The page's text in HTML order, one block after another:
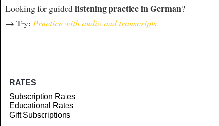
Looking for guidedlistening practice in German?
→ Try: Practice with audio and transcripts
RATES
Subscription Rates
Educational Rates
Gift Subscriptions